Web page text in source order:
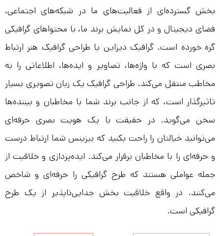
بخش گسترده‌ای از فعالیت‌های ما در شبکه‌های اجتماعی،
فضای دیجیتال و در کل نمایش برند ما، با محتواهای گرافیکی
گره خورده است. گرافیک دیزاین یا طراحی گرافیک هنر ارتباط
بصری است که با واژه‌ها، تصاویر و ایده‌ها، اطلاعاتی را به
مخاطب منتقل می‌کند. طراحی گرافیک یک زبان تصویری بسیار
تاثیرگذار است، که از جانب برند شما با مخاطبان و بیننده‌ها
سخن می‌گوید. در حقیقت با یک هویت بصری حرفه‌ای
می‌توانید خیالتان را راحت بکنید که بیزینس شما ارتباط درست
و حرفه‌ای را با مخاطبان برقرار می‌کند. ایده‌پردازی و خلاقیت از
جمله عواملی هستند که طرح گرافیکی را حرفه‌ای و شاخص
می‌کنند. در واقع خلاقیت بخش جدایی‌ناپذیر از یک طرح
گرافیکی است.